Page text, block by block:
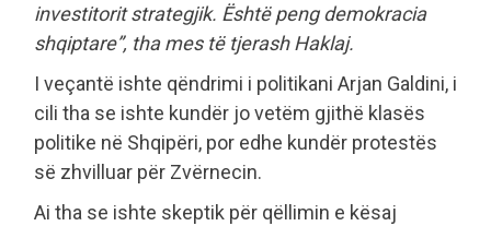
investitorit strategjik. Është peng demokracia
shqiptare”, tha mes të tjerash Haklaj.
I veçantë ishte qëndrimi i politikani Arjan Galdini, i
cili tha se ishte kundër jo vetëm gjithë klasës
politike në Shqipëri, por edhe kundër protestës
së zhvilluar për Zvërnecin.
Ai tha se ishte skeptik për qëllimin e kësaj